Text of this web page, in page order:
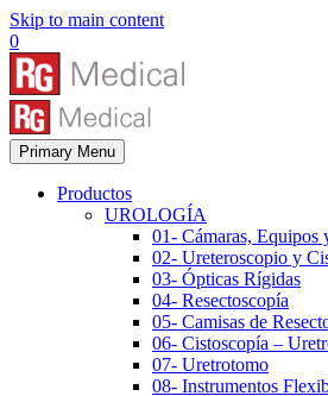
Skip to main content
0
Primary Menu
Productos
UROLOGÍA
01- Cámaras, Equipos
02- Ureteroscopio y
03- Ópticas Rígidas
04- Resectoscopía
05- Camisas de
06- Cistoscopía –
07- Uretrotomo
08- Instrumentos